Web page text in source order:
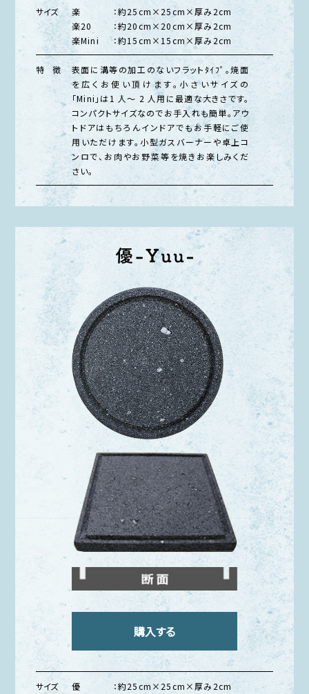
サイズ 楽
：約25cm×25cm×厚み2cm
楽20
：約20cm×20cm×厚み2cm
楽Mini
：約15cm×15cm×厚み2cm
特 徴
表面に溝等の加工のないフラットﾀｲﾌﾟ。焼面
を広くお使い頂けます。小さいサイズの
「Mini」は1 人～ 2 人用に最適な大きさです。
コンパクトサイズなのでお手入れも簡単。アウ
トドアはもちろんインドアでもお手軽にご使
用いただけます。小型ガスバーナーや卓上コ
ンロで、お肉やお野菜等を焼きお楽しみくだ
さい。
サイズ 優
：約25cm×25cm×厚み2cm
購入する